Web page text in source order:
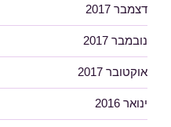
דצמבר 2017
נובמבר 2017
אוקטובר 2017
ינואר 2016